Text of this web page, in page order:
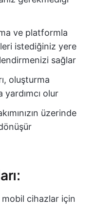
ve platformla
istediğiniz yere
sağlar
oluşturma
yardımcı olur
üzerinde
cihazlar için